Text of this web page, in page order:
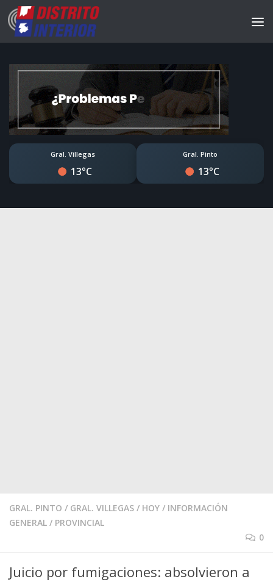
Gral. Villegas
13°C
Gral. Pinto
13°C
GRAL. PINTO / GRAL. VILLEGAS / HOY / INFORMACIÓN
GENERAL / PROVINCIAL
0
Juicio por fumigaciones: absolvieron a